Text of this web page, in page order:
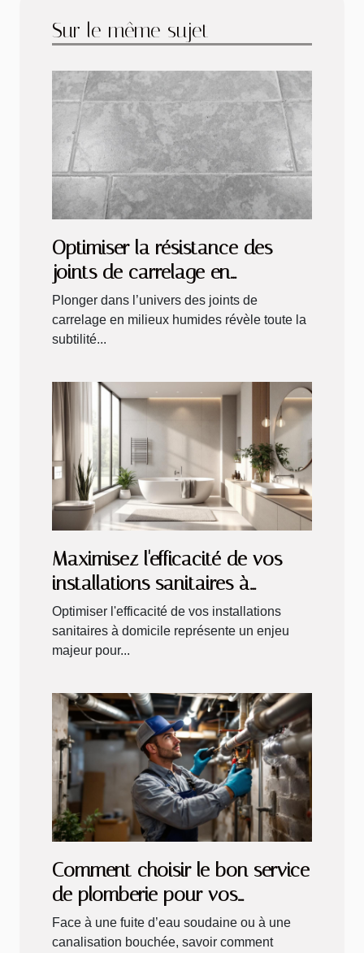
Sur le même sujet
Optimiser la résistance des
joints de carrelage en
conditions humides
Plonger dans l’univers des joints de
carrelage en milieux humides révèle toute la
subtilité...
Maximisez l'efficacité de vos
installations sanitaires à
domicile
Optimiser l'efficacité de vos installations
sanitaires à domicile représente un enjeu
majeur pour...
Comment choisir le bon service
de plomberie pour vos
urgences ?
Face à une fuite d’eau soudaine ou à une
canalisation bouchée, savoir comment